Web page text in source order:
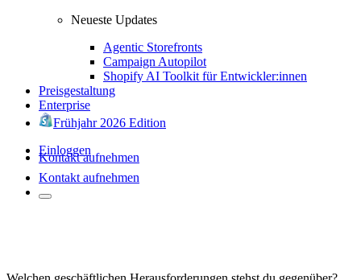
Neueste Updates
Agentic Storefronts
Campaign Autopilot
Shopify AI Toolkit für Entwickler:innen
Preisgestaltung
Enterprise
Frühjahr 2026 Edition
Einloggen
Kontakt aufnehmen
Kontakt aufnehmen